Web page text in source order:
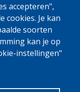
accepteren",
cookies. Je kan
soorten
kan je op
instellingen"